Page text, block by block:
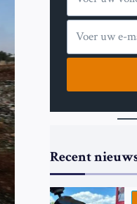
Recent